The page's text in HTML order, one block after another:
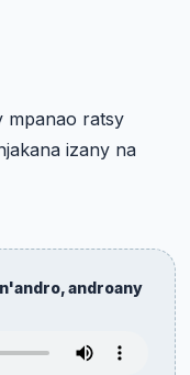
mpanao ratsy
izany na
androany